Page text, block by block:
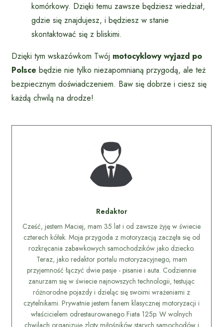
komórkowy. Dzięki temu zawsze będziesz wiedział,
gdzie się znajdujesz, i będziesz w stanie
skontaktować się z bliskimi.
Dzięki tym wskazówkom Twój motocyklowy wyjazd po
Polsce będzie nie tylko niezapomnianą przygodą, ale też
bezpiecznym doświadczeniem. Baw się dobrze i ciesz się
każdą chwilą na drodze!
Redaktor
Cześć, jestem Maciej, mam 35 lat i od zawsze żyję w świecie
czterech kółek. Moja przygoda z motoryzacją zaczęła się od
rozkręcania zabawkowych samochodzików jako dziecko.
Teraz, jako redaktor portalu motoryzacyjnego, mam
przyjemność łączyć dwie pasje - pisanie i auta. Codziennie
zanurzam się w świecie najnowszych technologii, testując
różnorodne pojazdy i dzieląc się swoimi wrażeniami z
czytelnikami. Prywatnie jestem fanem klasycznej motoryzacji i
właścicielem odrestaurowanego Fiata 125p. W wolnych